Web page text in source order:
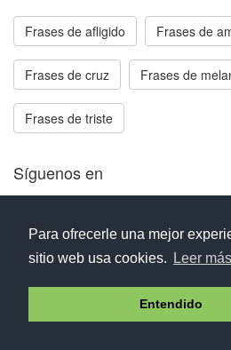
Para ofrecerle una mejor
sitio web usa cookies.
Leer
Entendido
Frases de afligido Frases de
Frases de cruz Frases de
Frases de triste
Síguenos en
Aviso legal